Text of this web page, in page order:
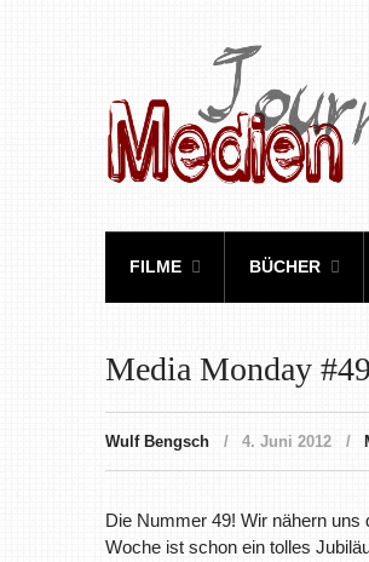
FILME BÜCHER
Media Monday #49
Wulf Bengsch 4. Juni 2012
Die Nummer 49! Wir nähern uns
Woche ist schon ein tolles